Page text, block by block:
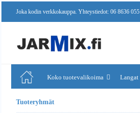
Joka kodin verkkokauppa. Yhteystiedot: 06 8636 055
Koko tuotevalikoima Langat